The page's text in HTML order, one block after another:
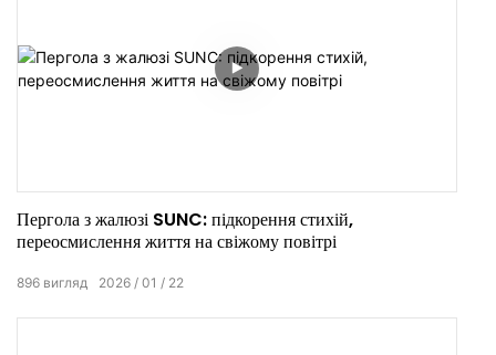
Пергола з жалюзі SUNC: підкорення стихій,
переосмислення життя на свіжому повітрі
2026 01 22
896 вигляд